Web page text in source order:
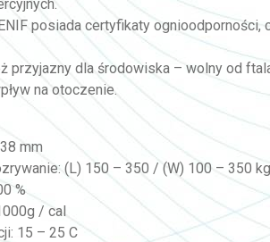
posiada certyfikaty
przyjazny dla środowiska – wolny od
na otoczenie.
mm
(L) 150 – 350 / (W) 100 – 350
%
/ cal
15 – 25 C